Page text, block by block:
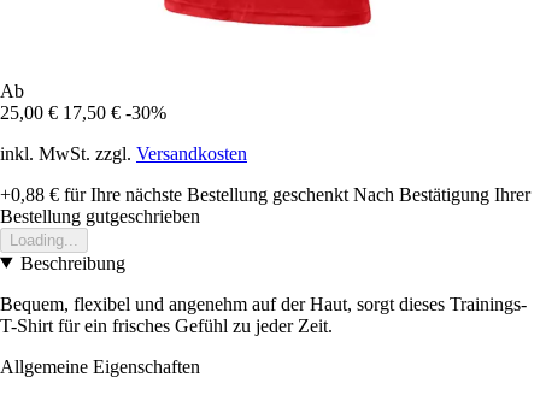
Ab
25,00 € 17,50 € -30%
inkl. MwSt. zzgl. Versandkosten
+0,88 € für Ihre nächste Bestellung geschenkt Nach Bestätigung Ihrer
Bestellung gutgeschrieben
Loading...
Beschreibung
Bequem, flexibel und angenehm auf der Haut, sorgt dieses Trainings-
T-Shirt für ein frisches Gefühl zu jeder Zeit.
Allgemeine Eigenschaften